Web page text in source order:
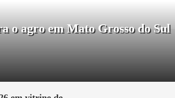
o agro em Mato Grosso do Sul